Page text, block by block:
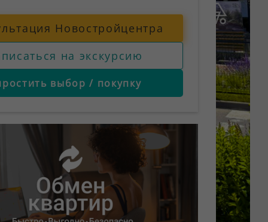
Новостройцентра
на экскурсию
выбор / покупку